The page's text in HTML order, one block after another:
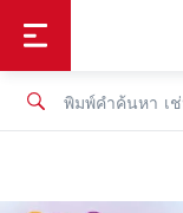
ลูกค้าบุคคล
ช้อป
เทรนด์เทคโนโลยี